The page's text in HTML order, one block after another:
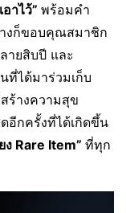
อาไว้” พร้อมคำ
งก็ขอบคุณสมาชิก
ายสิบปี และ
ที่ได้มาร่วมเก็บ
ร้างความสุข
อีกครั้งที่ได้เกิดขึ้น
ง Rare Item” ที่ทุก